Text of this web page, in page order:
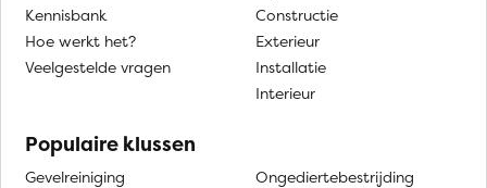
Kennisbank
Hoe werkt het?
Veelgestelde vragen
Constructie
Exterieur
Installatie
Interieur
Populaire klussen
Gevelreiniging
Ongediertebestrijding